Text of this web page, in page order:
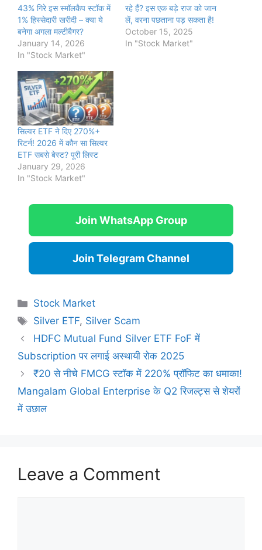
43% गिरे इस स्मॉलकैप स्टॉक में
1% हिस्सेदारी खरीदी – क्या ये
बनेगा अगला मल्टीबैगर?
January 14, 2026
In "Stock Market"
रहे हैं? इस एक बड़े राज को जान
लें, वरना पछताना पड़ सकता है!
October 15, 2025
In "Stock Market"
सिल्वर ETF ने दिए 270%+
रिटर्न! 2026 में कौन सा सिल्वर
ETF सबसे बेस्ट? पूरी लिस्ट
January 29, 2026
In "Stock Market"
Join WhatsApp Group
Join Telegram Channel
Categories
Stock Market
Tags
Silver ETF, Silver Scam
HDFC Mutual Fund Silver ETF FoF में
Subscription पर लगाई अस्थायी रोक 2025
₹20 से नीचे FMCG स्टॉक में 220% प्रॉफिट का धमाका!
Mangalam Global Enterprise के Q2 रिजल्ट्स से शेयरों
में उछाल
Leave a Comment